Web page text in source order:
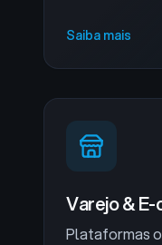
Saiba mais
Varejo &
Plataformas